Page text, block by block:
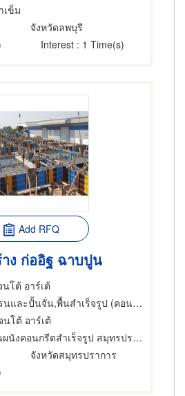
เข็ม
จังหวัดลพบุรี
Interest : 1 Time(s)
Add RFQ
ง ก่ออิฐ ฉาบปูน
นโต้ อาร์เต้
ปั้นจั่น,พื้นสำเร็จรูป (คอนกรีตเสริมเหล็กและอัดแรง),รับเหมาก่อสร้างทั่วไป
นโต้ อาร์เต้
งคอนกรีตสําเร็จรูป สมุทรปราการ
จังหวัดสมุทรปราการ